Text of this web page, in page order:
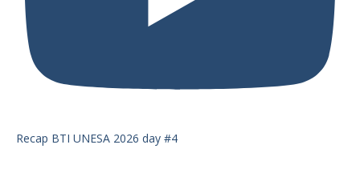
Recap BTI UNESA 2026 day #4